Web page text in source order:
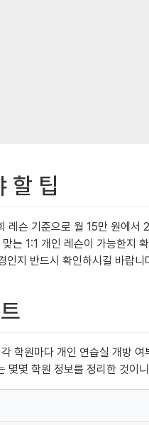
할 팁
슨 기준으로 월 15만 원에
1:1 개인 레슨이 가능한지
인지 반드시 확인하시길 바랍니
학원마다 개인 연습실 개방
몇몇 학원 정보를 정리한 것이